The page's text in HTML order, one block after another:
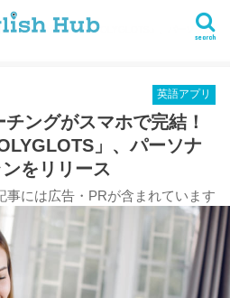
search
！英語学習アプリ「POLYGLOTS」、パーソナル
英語アプリ
ングがスマホで完結！
」、パーソナ
をリリース
事には広告・PRが含まれています